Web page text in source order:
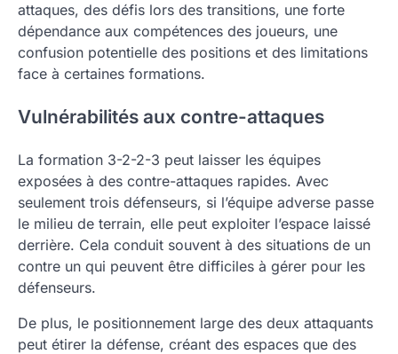
attaques, des défis lors des transitions, une forte
dépendance aux compétences des joueurs, une
confusion potentielle des positions et des limitations
face à certaines formations.
Vulnérabilités aux contre-attaques
La formation 3-2-2-3 peut laisser les équipes
exposées à des contre-attaques rapides. Avec
seulement trois défenseurs, si l’équipe adverse passe
le milieu de terrain, elle peut exploiter l’espace laissé
derrière. Cela conduit souvent à des situations de un
contre un qui peuvent être difficiles à gérer pour les
défenseurs.
De plus, le positionnement large des deux attaquants
peut étirer la défense, créant des espaces que des